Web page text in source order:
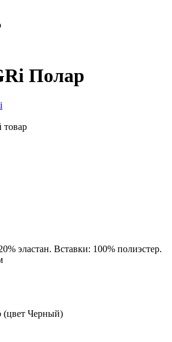
Полар
товар
эластан. Вставки: 100% полиэстер.